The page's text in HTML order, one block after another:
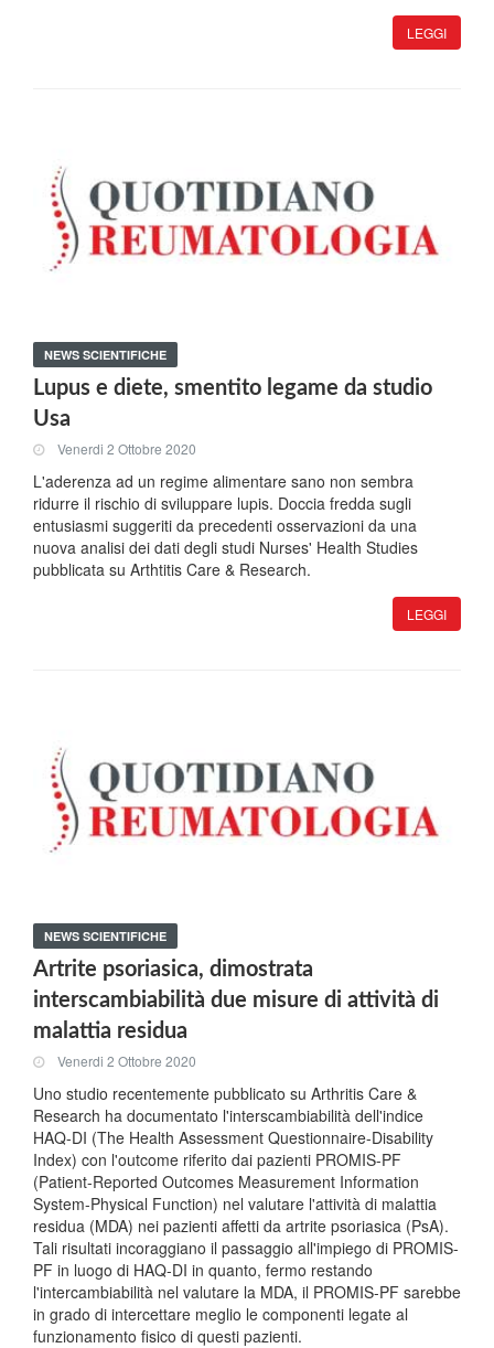
LEGGI
NEWS SCIENTIFICHE
Lupus e diete, smentito legame da studio
Usa
Venerdi 2 Ottobre 2020
L'aderenza ad un regime alimentare sano non sembra
ridurre il rischio di sviluppare lupis. Doccia fredda sugli
entusiasmi suggeriti da precedenti osservazioni da una
nuova analisi dei dati degli studi Nurses' Health Studies
pubblicata su Arthtitis Care & Research.
LEGGI
NEWS SCIENTIFICHE
Artrite psoriasica, dimostrata
interscambiabilità due misure di attività di
malattia residua
Venerdi 2 Ottobre 2020
Uno studio recentemente pubblicato su Arthritis Care &
Research ha documentato l'interscambiabilità dell'indice
HAQ-DI (The Health Assessment Questionnaire-Disability
Index) con l'outcome riferito dai pazienti PROMIS-PF
(Patient-Reported Outcomes Measurement Information
System-Physical Function) nel valutare l'attività di malattia
residua (MDA) nei pazienti affetti da artrite psoriasica (PsA).
Tali risultati incoraggiano il passaggio all'impiego di PROMIS-
PF in luogo di HAQ-DI in quanto, fermo restando
l'intercambiabilità nel valutare la MDA, il PROMIS-PF sarebbe
in grado di intercettare meglio le componenti legate al
funzionamento fisico di questi pazienti.